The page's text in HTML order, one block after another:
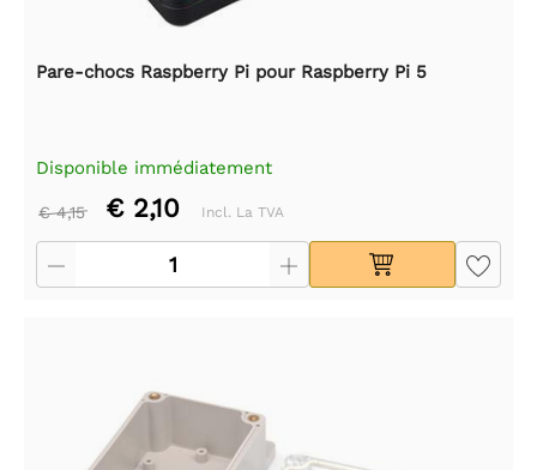
Pare-chocs Raspberry Pi pour Raspberry Pi 5
Disponible immédiatement
€ 4,15 € 2,10 Incl. La TVA